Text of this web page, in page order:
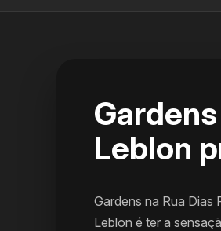
Leblon
Gardens na Rua Dias
Leblon é ter a